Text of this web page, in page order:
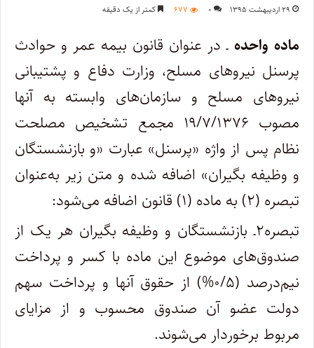
۲۹ اردیبهشت ۱۳۹۵ ۰ ۶۷۷ کمتر از یک دقیقه
ماده‌ واحده ـ در عنوان قانون بیمه عمر و حوادث
پرسنل نیروهای مسلح، وزارت دفاع و پشتیبانی
نیروهای مسلح و سازمان‌های وابسته به آنها
مصوب ۱۹/۷/۱۳۷۶ مجمع تشخیص مصلحت
نظام پس از واژه‌ «پرسنل» عبارت «و بازنشستگان
و وظیفه‌ بگیران» اضافه شده و متن زیر به‌عنوان
تبصره (۲) به ماده (۱) قانون اضافه می‌شود:
تبصره۲ـ بازنشستگان و وظیفه‌ بگیران هر یک از
صندوق‌های موضوع این ماده با کسر و پرداخت
نیم‌درصد (۰/۵%) از حقوق آنها و پرداخت سهم
دولت عضو آن صندوق محسوب و از مزایای
مربوط برخوردار می‌شوند.